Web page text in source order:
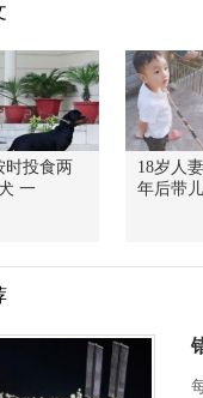
时投食两
一
18岁人
年后带